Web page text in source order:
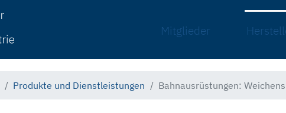
Mitglieder
Produkte und Dienstleistungen Bahnausrüstungen: